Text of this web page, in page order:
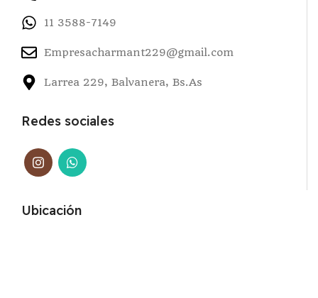
11 3588-7149
Empresacharmant229@gmail.com
Larrea 229, Balvanera, Bs.As
Redes sociales
Ubicación